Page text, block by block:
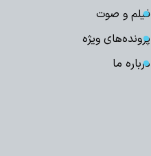
فیلم و صوت
پرونده‌های ویژه
درباره ما